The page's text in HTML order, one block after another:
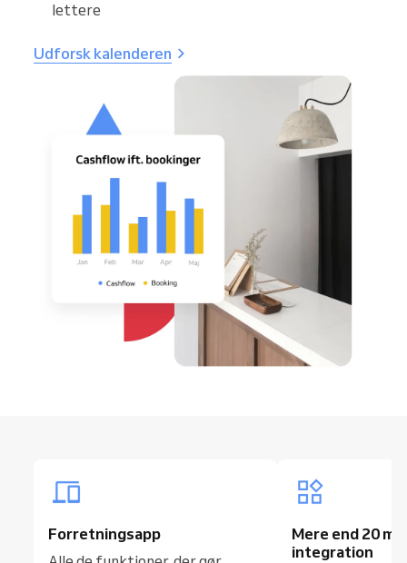
lettere
Udforsk kalenderen
Forretningsapp
Mere end 20
integration